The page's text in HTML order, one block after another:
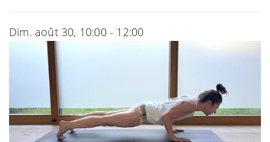
Dim. août 30, 10:00 - 12:00